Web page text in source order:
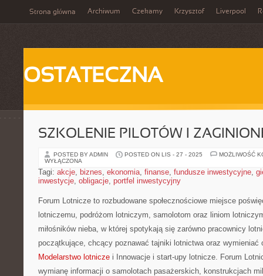
Strona główna Archiwum Czekamy Krzysztof Liverpool
OSTATECZNA
SZKOLENIE PILOTÓW I
POSTED BY ADMIN POSTED ON LIS - 27 - 2025
MOŻLIWOŚĆ
WYŁĄCZONA
Tagi: akcje, biznes, ekonomia, finanse, fundusze inwestycyjne,
inwestycje, obligacje, portfel inwestycyjny
Forum Lotnicze to rozbudowane społecznościowe miejsce
lotniczemu, podróżom lotniczym, samolotom oraz liniom
miłośników nieba, w której spotykają się zarówno pracownicy
początkujące, chcący poznawać tajniki lotnictwa oraz wymieniać
Modelarstwo lotnicze i Innowacje i start-upy lotnicze. Forum
wymianę informacji o samolotach pasażerskich, konstrukcjach